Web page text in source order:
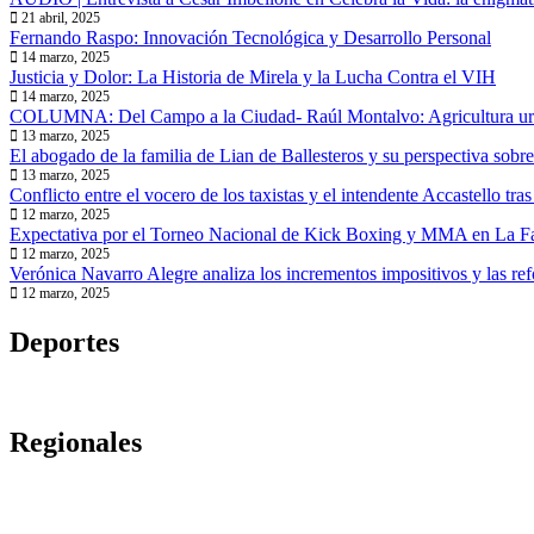
21 abril, 2025
Fernando Raspo: Innovación Tecnológica y Desarrollo Personal
14 marzo, 2025
Justicia y Dolor: La Historia de Mirela y la Lucha Contra el VIH
14 marzo, 2025
COLUMNA: Del Campo a la Ciudad- Raúl Montalvo: Agricultura
13 marzo, 2025
El abogado de la familia de Lian de Ballesteros y su perspectiva
13 marzo, 2025
Conflicto entre el vocero de los taxistas y el intendente Accastello
12 marzo, 2025
Expectativa por el Torneo Nacional de Kick Boxing y MMA en La
12 marzo, 2025
Verónica Navarro Alegre analiza los incrementos impositivos y las
12 marzo, 2025
Deportes
Regionales
DALMACIO VÉLEZ| Tenía pedido de captura y
Encuentran un cuerpo sin vida en el lago de
Falleció el cabralense y ex intendente de Carlos
POZO DEL MOLLE | Explosión en una
PASCO| Dos detenidos por pelea en la vía pública